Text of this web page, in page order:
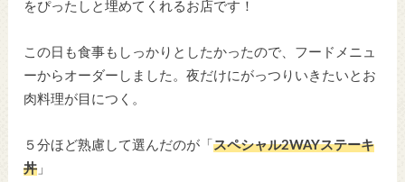
をぴったしと埋めてくれるお店です！
この日も食事もしっかりとしたかったので、フードメニュ
ーからオーダーしました。夜だけにがっつりいきたいとお
肉料理が目につく。
５分ほど熟慮して選んだのが「スペシャル2WAYステーキ
丼 」